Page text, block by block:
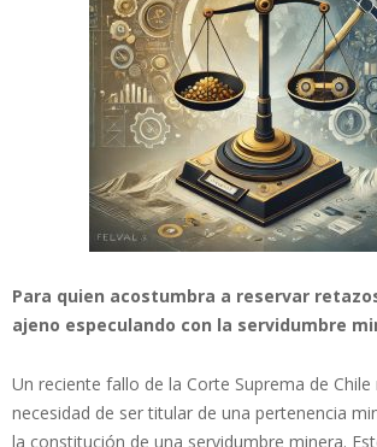
Para quien acostumbra a reservar
ajeno especulando con la servidumbre
Un reciente fallo de la Corte Suprema de
necesidad de ser titular de una pertenencia
la constitución de una servidumbre minera.